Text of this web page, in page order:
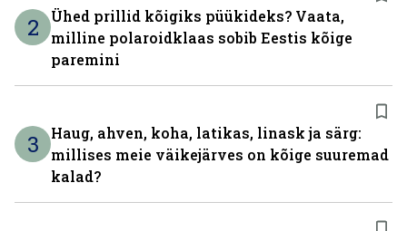
2
Ühed prillid kõigiks püükideks? Vaata,
milline polaroidklaas sobib Eestis kõige
paremini
3
Haug, ahven, koha, latikas, linask ja särg:
millises meie väikejärves on kõige suuremad
kalad?